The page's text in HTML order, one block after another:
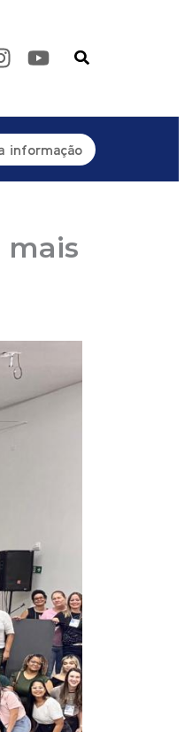
Pesquisar
informação
mais